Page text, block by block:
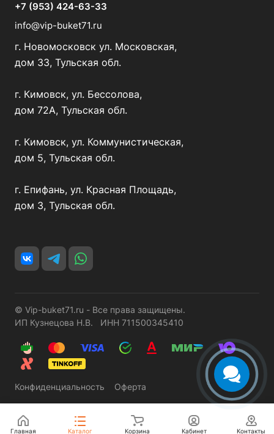
+7 (953) 424-63-33
info@vip-buket71.ru
г. Новомосковск ул. Московская,
дом 33, Тульская обл.
г. Кимовск, ул. Бессолова,
дом 72А, Тульская обл.
г. Кимовск, ул. Коммунистическая,
дом 5, Тульская обл.
г. Епифань, ул. Красная Площадь,
дом 3, Тульская обл.
© Vip-buket71.ru - Все права защищены.
ИП Кузнецова Н.В. ИНН 711500345410
Конфиденциальность Оферта
Главная Каталог Корзина Кабинет Контакты